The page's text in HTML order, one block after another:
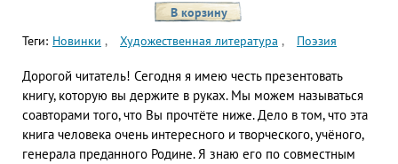
Теги: Новинки Художественная литература Поэзия
Дорогой читатель! Сегодня я имею честь презентовать
книгу, которую вы держите в руках. Мы можем называться
соавторами того, что Вы прочтёте ниже. Дело в том, что эта
книга человека очень интересного и творческого, учёного,
генерала преданного Родине. Я знаю его по совместным